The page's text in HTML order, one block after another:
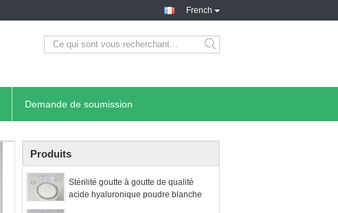
French
Demande de soumission
Produits
Stérilité goutte à goutte de qualité
acide hyaluronique poudre blanche